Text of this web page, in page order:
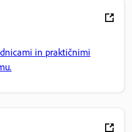
in praktičnimi